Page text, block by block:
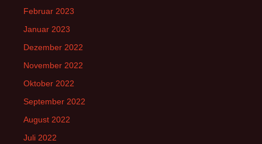
Februar 2023
Januar 2023
Dezember 2022
November 2022
Oktober 2022
September 2022
August 2022
Juli 2022